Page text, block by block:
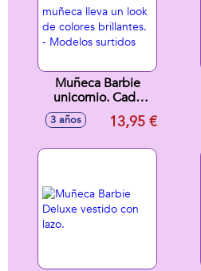
Muñeca Barbie
unicornio. Cada
muñeca lleva un
look de colores
3 años 13,95 €